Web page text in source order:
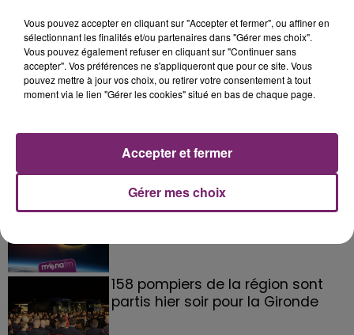
La Bulle - Guinguette éphémère
de Frelinghien !
éclipse solaire du 12 Août 2026
158 pompiers de la région sont
partis hier soir pour la Gironde
Vous pouvez accepter en cliquant sur "Accepter et fermer", ou affiner en
sélectionnant les finalités et/ou partenaires dans "Gérer mes choix".
Vous pouvez également refuser en cliquant sur "Continuer sans
accepter". Vos préférences ne s'appliqueront que pour ce site. Vous
pouvez mettre à jour vos choix, ou retirer votre consentement à tout
moment via le lien "Gérer les cookies" situé en bas de chaque page.
Gérer mes choix
Accepter et fermer